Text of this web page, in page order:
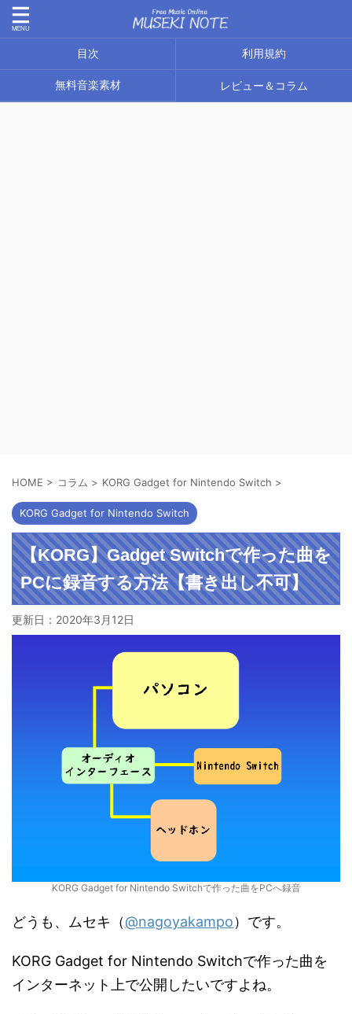
目次 利用規約
無料音楽素材 レビュー＆コラム
HOME > コラム > KORG Gadget for Nintendo Switch >
KORG Gadget for Nintendo Switch
【KORG】Gadget Switchで作った曲を
PCに録音する方法【書き出し不可】
更新日： 2020年3月12日
KORG Gadget for Nintendo Switchで作った曲をPCへ録音
どうも、ムセキ（@nagoyakampo）です。
KORG Gadget for Nintendo Switchで作った曲を
インターネット上で公開したいですよね。